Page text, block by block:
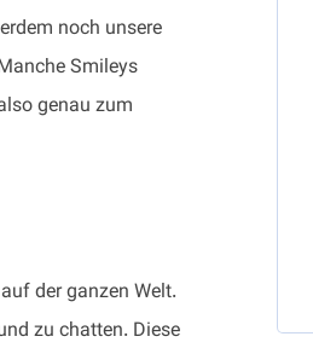
noch unsere
Smileys
genau zum
der ganzen Welt.
zu chatten. Diese